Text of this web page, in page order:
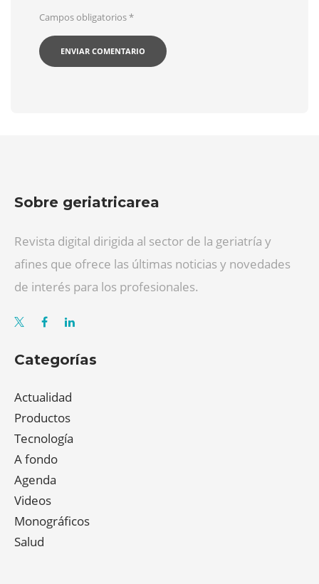
Campos obligatorios*
Sobre geriatricarea
Revista digital dirigida al sector de la geriatría y
afines que ofrece las últimas noticias y novedades
de interés para los profesionales.
Categorías
Actualidad
Productos
Tecnología
A fondo
Agenda
Videos
Monográficos
Salud